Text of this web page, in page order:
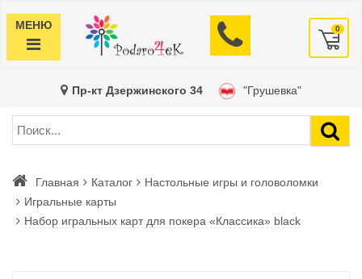
МЕНЮ 0
Пр-кт Дзержинского 34 "Грушевка"
Главная Каталог
Настольные игры и головоломки
Игральные карты
Набор игральных карт для покера «Классика» black